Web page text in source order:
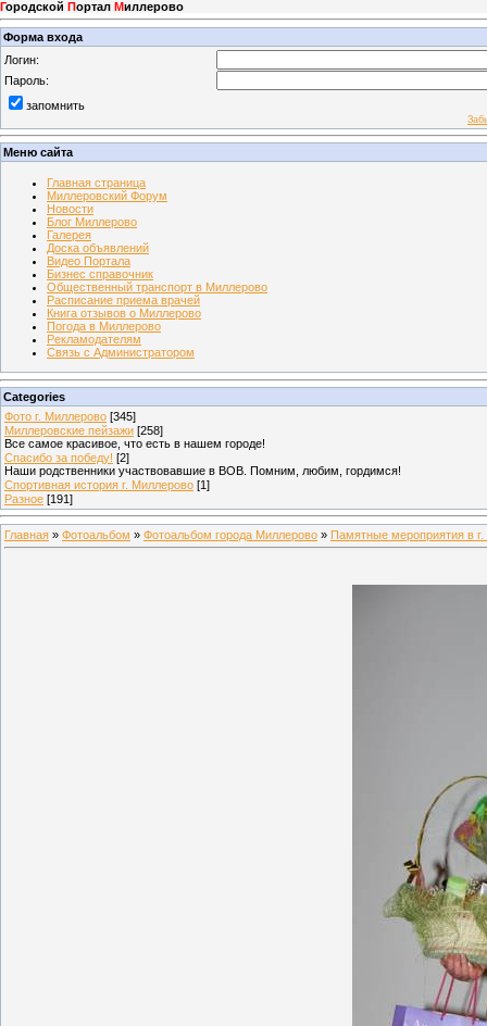
Городской Портал Миллерово
Форма входа
Логин:
Пароль:
запомнить
Меню сайта
Главная страница
Миллеровский Форум
Новости
Блог Миллерово
Галерея
Доска объявлений
Видео Портала
Бизнес справочник
Общественный транспорт в Миллерово
Расписание приема врачей
Книга отзывов о Миллерово
Погода в Миллерово
Рекламодателям
Связь с Администратором
Categories
Фото г. Миллерово [345]
Миллеровские пейзажи [258]
Все самое красивое, что есть в нашем городе!
Спасибо за победу! [2]
Наши родственники участвовавшие в ВОВ. Помним, любим, гордимся!
Спортивная история г. Миллерово [1]
Разное [191]
Главная » Фотоальбом » Фотоальбом города Миллерово » Памятные мероприятия в